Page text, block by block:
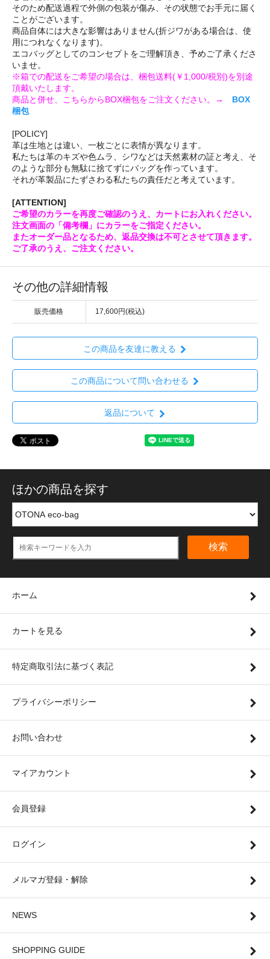
そのため配送過程で外側の包装が傷み、その状態でお手元に届く
ことがございます。
商品自体には大きな影響はありません(折ジワがある場合は、使
用につれなくなります)。
エコバッグとしてのコンセプトをご理解頂き、予めご了承くださ
いませ。
※箱での配送をご希望の場合は、梱包送料(￥1,000/税別)を別途
頂戴いたします。
商品と併せ、こちらからBOX梱包をご注文ください。→ BOX
梱包
[POLICY]
革は生地とは違い、一枚ごとに表情が異なります。
私たちは革のキズや色ムラ、シワなどは天然素材の証と考え、そ
のような部分も無駄に捨てずにバッグを作っています。
それが革製品にたずさわる私たちの責任だと考えています。
[ATTENTION]
ご希望のカラーを再度ご確認のうえ、カートにお入れください。
注文画面の「備考欄」にカラーをご指定ください。
またオーダー品となるため、返品交換は不可とさせて頂きます。
ご了承のうえ、ご注文ください。
その他の詳細情報
販売価格 17,600円(税込)
この商品を友達に教える
この商品について問い合わせる
返品について
ほかの商品を探す
検索
ホーム
カートを見る
特定商取引法に基づく表記
プライバシーポリシー
お問い合わせ
マイアカウント
会員登録
ログイン
メルマガ登録・解除
NEWS
SHOPPING GUIDE